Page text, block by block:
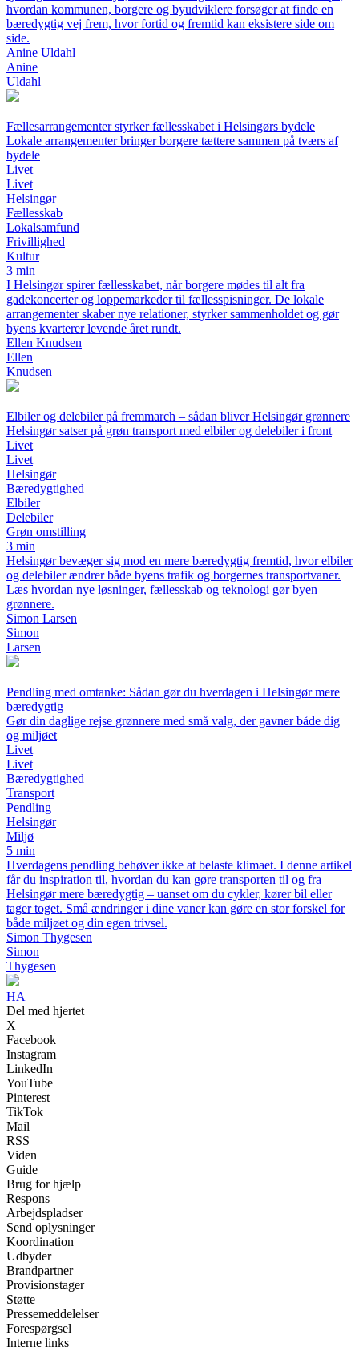
hvordan kommunen, borgere og byudviklere forsøger at finde en
bæredygtig vej frem, hvor fortid og fremtid kan eksistere side om
side.
Anine Uldahl
Anine
Uldahl
Fællesarrangementer styrker fællesskabet i Helsingørs bydele
Lokale arrangementer bringer borgere tættere sammen på tværs af
bydele
Livet
Livet
Helsingør
Fællesskab
Lokalsamfund
Frivillighed
Kultur
3 min
I Helsingør spirer fællesskabet, når borgere mødes til alt fra
gadekoncerter og loppemarkeder til fællesspisninger. De lokale
arrangementer skaber nye relationer, styrker sammenholdet og gør
byens kvarterer levende året rundt.
Ellen Knudsen
Ellen
Knudsen
Elbiler og delebiler på fremmarch – sådan bliver Helsingør grønnere
Helsingør satser på grøn transport med elbiler og delebiler i front
Livet
Livet
Helsingør
Bæredygtighed
Elbiler
Delebiler
Grøn omstilling
3 min
Helsingør bevæger sig mod en mere bæredygtig fremtid, hvor elbiler
og delebiler ændrer både byens trafik og borgernes transportvaner.
Læs hvordan nye løsninger, fællesskab og teknologi gør byen
grønnere.
Simon Larsen
Simon
Larsen
Pendling med omtanke: Sådan gør du hverdagen i Helsingør mere
bæredygtig
Gør din daglige rejse grønnere med små valg, der gavner både dig
og miljøet
Livet
Livet
Bæredygtighed
Transport
Pendling
Helsingør
Miljø
5 min
Hverdagens pendling behøver ikke at belaste klimaet. I denne artikel
får du inspiration til, hvordan du kan gøre transporten til og fra
Helsingør mere bæredygtig – uanset om du cykler, kører bil eller
tager toget. Små ændringer i dine vaner kan gøre en stor forskel for
både miljøet og din egen trivsel.
Simon Thygesen
Simon
Thygesen
HA
Del med hjertet
X
Facebook
Instagram
LinkedIn
YouTube
Pinterest
TikTok
Mail
RSS
Viden
Guide
Brug for hjælp
Respons
Arbejdspladser
Send oplysninger
Koordination
Udbyder
Brandpartner
Provisionstager
Støtte
Pressemeddelelser
Forespørgsel
Interne links